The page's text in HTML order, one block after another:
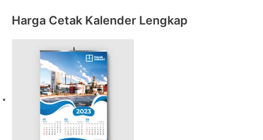
Harga Cetak Kalender Lengkap